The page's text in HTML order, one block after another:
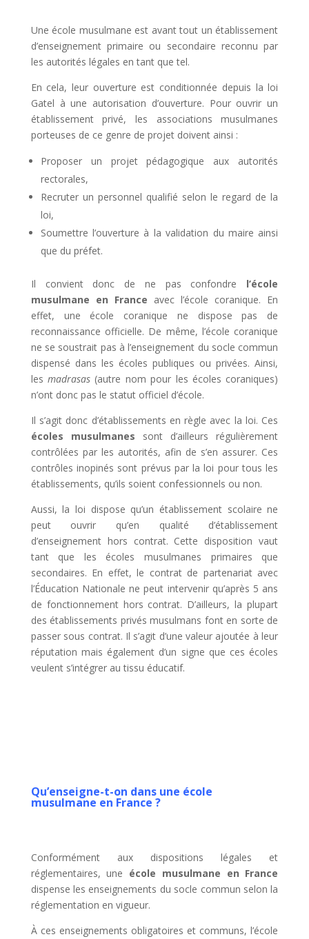
Une école musulmane est avant tout un établissement
d’enseignement primaire ou secondaire reconnu par
les autorités légales en tant que tel.
En cela, leur ouverture est conditionnée depuis la loi
Gatel à une autorisation d’ouverture. Pour ouvrir un
établissement privé, les associations musulmanes
porteuses de ce genre de projet doivent ainsi :
Proposer un projet pédagogique aux autorités
rectorales,
Recruter un personnel qualifié selon le regard de la
loi,
Soumettre l’ouverture à la validation du maire ainsi
que du préfet.
Il convient donc de ne pas confondre l’école
musulmane en France avec l’école coranique. En
effet, une école coranique ne dispose pas de
reconnaissance officielle. De même, l’école coranique
ne se soustrait pas à l’enseignement du socle commun
dispensé dans les écoles publiques ou privées. Ainsi,
lesmadrasas (autre nom pour les écoles coraniques)
n’ont donc pas le statut officiel d’école.
Il s’agit donc d’établissements en règle avec la loi. Ces
écoles musulmanes sont d’ailleurs régulièrement
contrôlées par les autorités, afin de s’en assurer. Ces
contrôles inopinés sont prévus par la loi pour tous les
établissements, qu’ils soient confessionnels ou non.
Aussi, la loi dispose qu’un établissement scolaire ne
peut ouvrir qu’en qualité d’établissement
d’enseignement hors contrat. Cette disposition vaut
tant que les écoles musulmanes primaires que
secondaires. En effet, le contrat de partenariat avec
l’Éducation Nationale ne peut intervenir qu’après 5 ans
de fonctionnement hors contrat. D’ailleurs, la plupart
des établissements privés musulmans font en sorte de
passer sous contrat. Il s’agit d’une valeur ajoutée à leur
réputation mais également d’un signe que ces écoles
veulent s’intégrer au tissu éducatif.
Qu’enseigne-t-on dans une école
musulmane en France ?
Conformément aux dispositions légales et
réglementaires, une école musulmane en France
dispense les enseignements du socle commun selon la
réglementation en vigueur.
À ces enseignements obligatoires et communs, l’école